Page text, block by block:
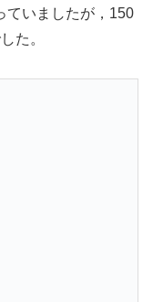
ていましたが，150
た。